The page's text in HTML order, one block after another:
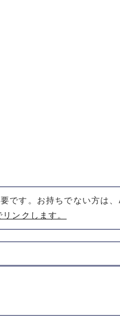
です。お持ちでない方は
ンクします。